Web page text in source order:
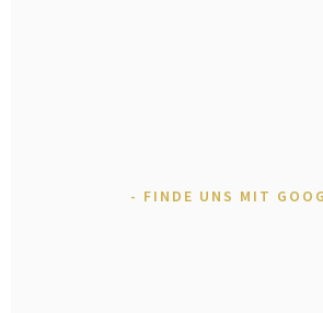
FINDE UNS MIT